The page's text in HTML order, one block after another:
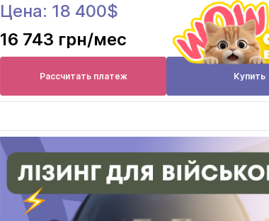
Цена: 18 400$
16 743 грн/мес
Рассчитать платеж Купить